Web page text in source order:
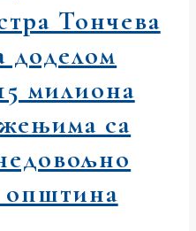
Тончева
доделом
милиона
са
општина